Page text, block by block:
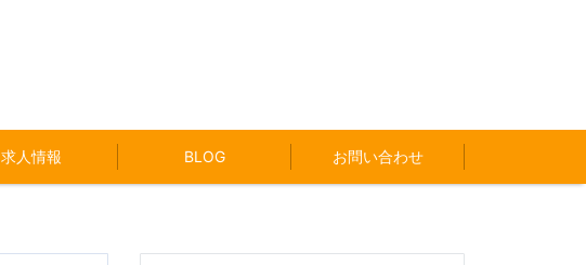
求人情報 BLOG お問い合わせ